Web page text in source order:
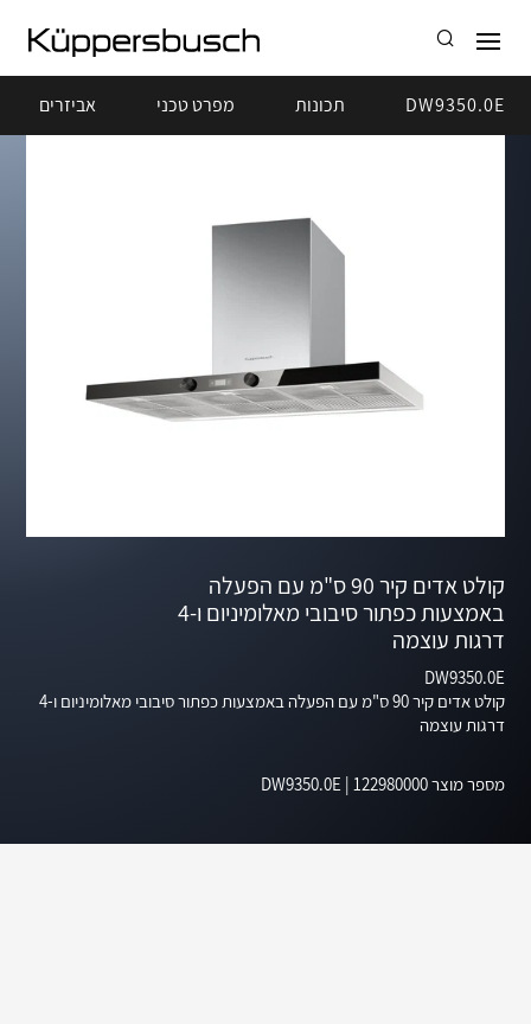
DW9350.0E תכונות מפרט טכני אביזרים
קולט אדים קיר 90 ס"מ עם הפעלה
באמצעות כפתור סיבובי מאלומיניום ו-4
דרגות עוצמה
DW9350.0E
קולט אדים קיר 90 ס"מ עם הפעלה באמצעות כפתור סיבובי מאלומיניום ו-4
דרגות עוצמה
מספר מוצר DW9350.0E | 122980000